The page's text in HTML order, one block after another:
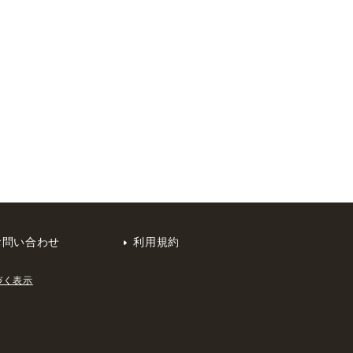
問い合わせ 利用規約
く表示